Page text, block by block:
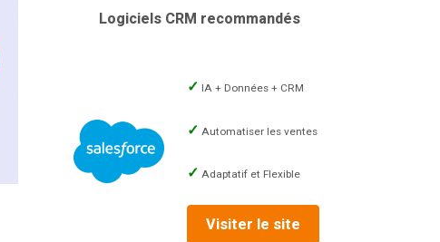
Logiciels CRM recommandés
IA + Données + CRM
Automatiser les ventes
Adaptatif et Flexible
Visiter le site